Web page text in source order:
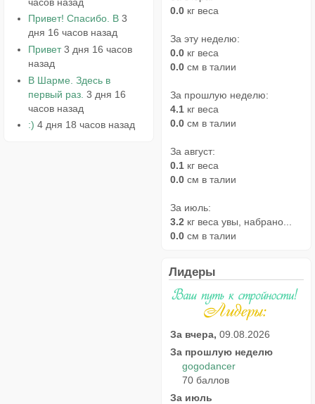
Привет! Спасибо. В 3
дня 16 часов назад
Привет 3 дня 16 часов
назад
В Шарме. Здесь в
первый раз. 3 дня 16
часов назад
:) 4 дня 18 часов назад
0.0 кг веса
За эту неделю:
0.0 кг веса
0.0 см в талии
За прошлую неделю:
4.1 кг веса
0.0 см в талии
За август:
0.1 кг веса
0.0 см в талии
За июль:
3.2 кг веса увы, набрано...
0.0 см в талии
Лидеры
За вчера, 09.08.2026
За прошлую неделю
gogodancer
70 баллов
За июль